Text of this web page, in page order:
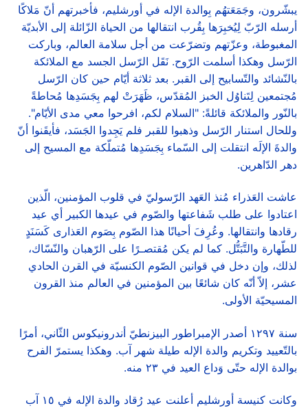
يبشّرون، وجَمَعَتهُم بِوالدة الإله في أورشليم، فأخبرتهم أنّ مَلاكًا
أرسله الرّبّ لِيُخبِرَها بِقُرب انتقالها من الحياة الزّائلة إلى الأبديّة
المغبوطة، وعزّتهم وتضرّعت من أجل سلامة العالم، وباركت
الرّسل وهكذا أسلمت الرّوح. نَقَل الرّسل الجسد مع الملائكة
بالنّشائد والتّسابيح إلى القبر. بعد ثلاثة أيّام حين كان الرّسل
مُجتمعين لِتَناوُل الخبز المُقدّس، ظَهَرَتْ لهم بِجَسَدِها مُحاطةً
بالنّور والملائكة قائلةً: "السلام لكم، افرحوا معي مدى الأيّام".
وللحال استنار الرّسل وذهبوا للقبر فلم يَجِدوا الجَسَد، فأيقَنوا أنّ
والدةَ الإلَه انتقلت إلى السّماء بِجَسَدِها مُتملّكة مع المسيح إلى
دهر الدّاهرين.
عاشت العَذراء مُنذ العَهد الرّسوليّ في قلوب المؤمنين، الّذين
اعتادوا على طلب شَفاعتها والصّوم في عيدها الكبير أي عيد
رقادها وانتقالها. وعُرِفَ أحيانًا هذا الصّوم بِصَوم العَذارى كَسَنَدٍ
للطّهارة والتَّبَتُّل. كما لم يكن مُقتصـرًا على الرّهبان والنّسّاك،
لذلك، وإن دخل في قوانين الصّوم الكنسيّة في القرن الحادي
عشر، إلاّ أنّه كان شائعًا بين المؤمنين في العالم منذ القرون
المسيحيّة الأولى.
سنة ١٢٩٧ أصدر الإمبراطور البيزنطيّ أندرونيكوس الثّاني، أمرًا
بالتّعييد وتكريم والدة الإله طيلة شهر آب. وهكذا يستمرّ الفرح
بوالدة الإله حتّى وَداع العيد في ٢٣ منه.
وكانت كنيسة أورشليم أعلنت عيد رُقاد والدة الإله في ١٥ آب